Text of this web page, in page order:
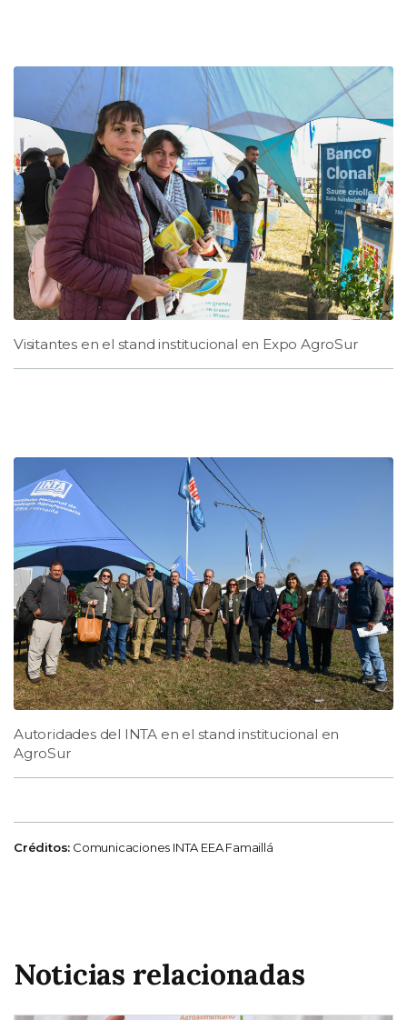
Visitantes en el stand institucional en Expo AgroSur
Autoridades del INTA en el stand institucional en
AgroSur
Créditos: Comunicaciones INTA EEA Famaillá
Noticias relacionadas